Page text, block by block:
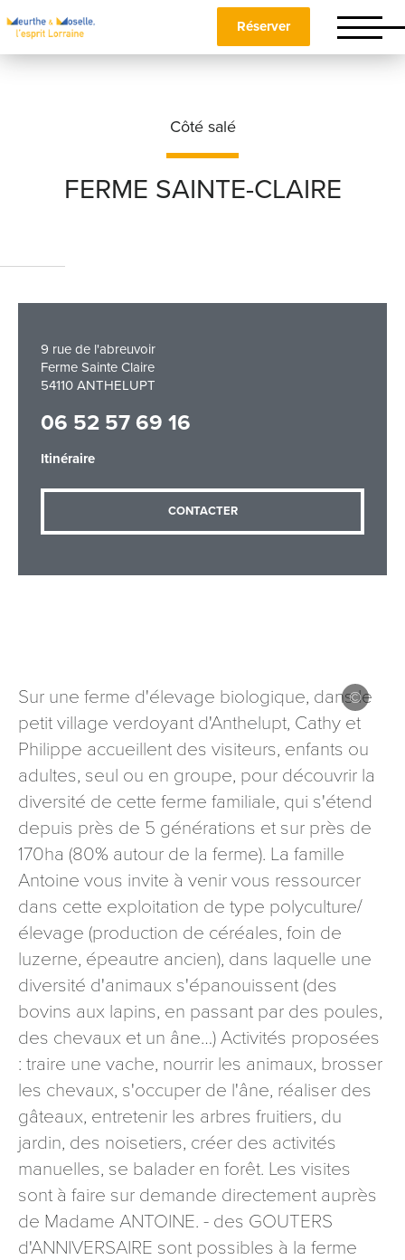
Réserver
Côté salé
FERME SAINTE-CLAIRE
9 rue de l'abreuvoir
Ferme Sainte Claire
54110 ANTHELUPT
06 52 57 69 16
Itinéraire
CONTACTER
Sur une ferme d'élevage biologique, dans le
petit village verdoyant d'Anthelupt, Cathy et
Philippe accueillent des visiteurs, enfants ou
adultes, seul ou en groupe, pour découvrir la
diversité de cette ferme familiale, qui s'étend
depuis près de 5 générations et sur près de
170ha (80% autour de la ferme). La famille
Antoine vous invite à venir vous ressourcer
dans cette exploitation de type polyculture/
élevage (production de céréales, foin de
luzerne, épeautre ancien), dans laquelle une
diversité d'animaux s'épanouissent (des
bovins aux lapins, en passant par des poules,
des chevaux et un âne…) Activités proposées
: traire une vache, nourrir les animaux, brosser
les chevaux, s'occuper de l'âne, réaliser des
gâteaux, entretenir les arbres fruitiers, du
jardin, des noisetiers, créer des activités
manuelles, se balader en forêt. Les visites
sont à faire sur demande directement auprès
de Madame ANTOINE. - des GOUTERS
d'ANNIVERSAIRE sont possibles à la ferme
Prénom*
Téléphone
Les informations recueillies à partir de ce formulaire sont
nécessaires au traitement de votre demande (sauf
mention contraire). Vous disposez d’un droit d’accès, de
rectification et d’opposition aux données vous concernant,
que vous pouvez exercer en adressant une demande par
courriel à tourisme@departement54.fr ou par courrier
signé accompagné de la copie d’un titre d’identité à
l’adresse suivante : Meurthe & Moselle Tourisme - 48
esplanade Jacques-Baudot CO 90019 54035 NANCY
cedex